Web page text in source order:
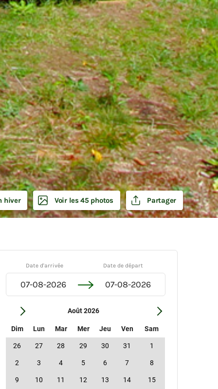
hiver Voir les 45 photos Partager
Date d'arrivée Date de départ
Août 2026
Dim Lun Mar Mer Jeu Ven Sam
26 27 28 29 30 31 1
2 3 4 5 6 7 8
9 10 11 12 13 14 15